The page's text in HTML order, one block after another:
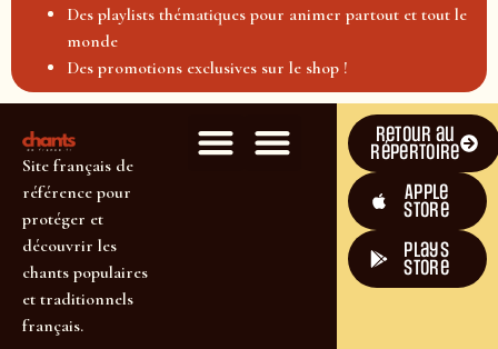
Des playlists thématiques pour animer partout et tout le
monde
Des promotions exclusives sur le shop !
Site français de
référence pour
protéger et
découvrir les
chants populaires
et traditionnels
français.
Retour au
répertoire
Apple
Store
plays
store